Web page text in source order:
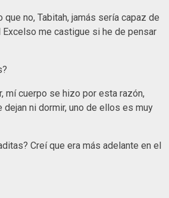
que no, Tabitah, jamás sería capaz de
Excelso me castigue si he de pensar
mí cuerpo se hizo por esta razón,
dejan ni dormir, uno de ellos es muy
Creí que era más adelante en el